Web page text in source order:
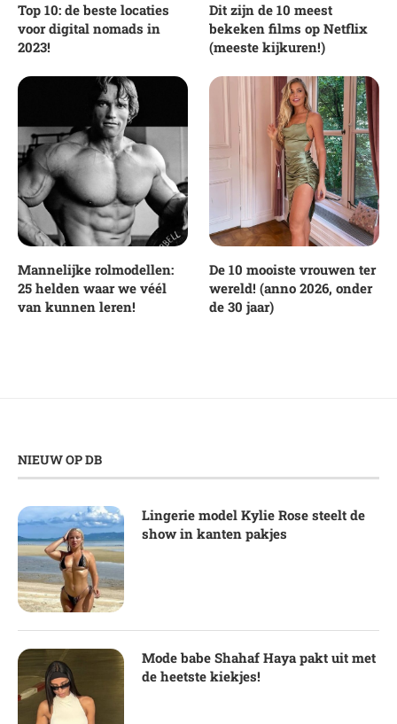
Top 10: de beste locaties
voor digital nomads in
2023!
Dit zijn de 10 meest
bekeken films op Netflix
(meeste kijkuren!)
Mannelijke rolmodellen:
25 helden waar we véél
van kunnen leren!
De 10 mooiste vrouwen ter
wereld! (anno 2026, onder
de 30 jaar)
NIEUW OP DB
Lingerie model Kylie Rose steelt de
show in kanten pakjes
Mode babe Shahaf Haya pakt uit met
de heetste kiekjes!